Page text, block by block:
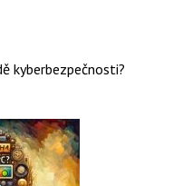
kyberbezpečnosti?